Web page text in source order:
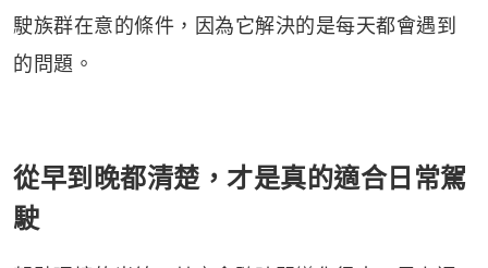
駛族群在意的條件，因為它解決的是每天都會遇到
的問題。
從早到晚都清楚，才是真的適合日常駕
駛